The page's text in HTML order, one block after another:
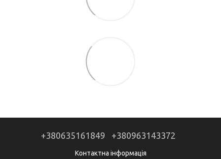
+380635161849 +380963143372
Контактна інформація